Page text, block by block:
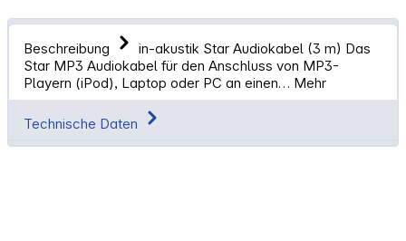
Beschreibung
in-akustik Star Audiokabel (3 m) Das
Star MP3 Audiokabel für den Anschluss von MP3-
Playern (iPod), Laptop oder PC an einen… Mehr
Technische Daten